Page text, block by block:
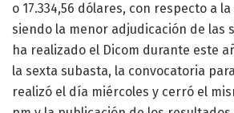
o 17.334,56 dólares, con respecto a
siendo la menor adjudicación de las
ha realizado el Dicom durante este
la sexta subasta, la convocatoria
realizó el día miércoles y cerró el